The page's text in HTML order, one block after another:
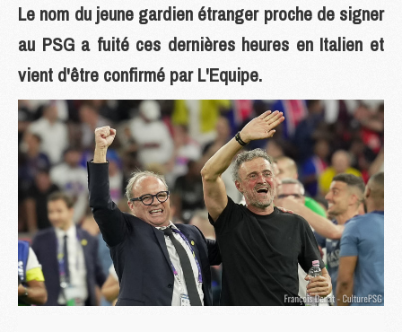
Le nom du jeune gardien étranger proche de signer
au PSG a fuité ces dernières heures en Italien et
vient d'être confirmé par L'Equipe.